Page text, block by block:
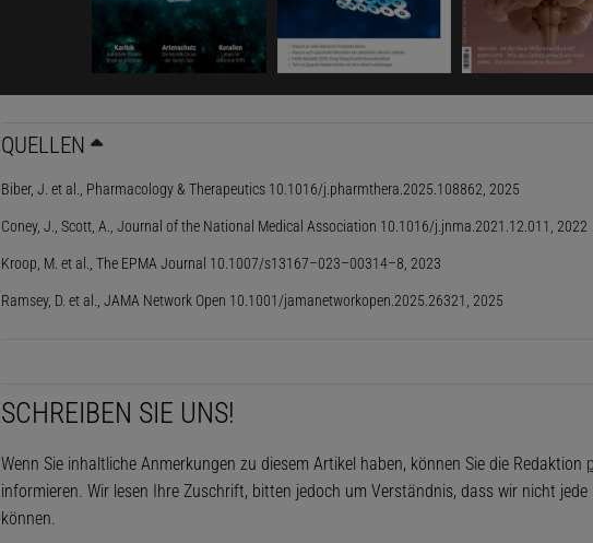
mit, dass der Junge, mittlerweile 19 Jahre alt, Typ-I-Diabetes hatte
600 Milligramm pro Deziliter angestiegen – sechsmal höher als
war völlig geschockt«, erinnert sich Glass, der heute in Asheboro,
lebt. »Er konnte sich nicht erklären, wieso ich noch am Leben war.«
Inzwischen ist Sterling Glass blind. Ein über Jahre hinweg
Blutzucker kann ernsthafte Schäden an Organen im ganzen Körper
Glukose winzige Blutgefäße schädigen. Durch die entstehenden
Um die resultierende Sauerstoffunterversorgung auszugleichen,
Netzhaut Botenstoffe aus, die ein übermäßiges Gefäßwachstum
QUELLEN
Biber, J. et al., Pharmacology & Therapeutics 10.1016/j.pharmthera.2025.108862, 2025
Coney, J., Scott, A., Journal of the National Medical Association 10.1016/j.jnma.2021.12.011, 2022
Kroop, M. et al., The EPMA Journal 10.1007/s13167–023–00314–8, 2023
Ramsey, D. et al., JAMA Network Open 10.1001/jamanetworkopen.2025.26321, 2025
SCHREIBEN SIE UNS!
Wenn Sie inhaltliche Anmerkungen zu diesem Artikel haben, können Sie die Redaktion
informieren. Wir lesen Ihre Zuschrift, bitten jedoch um Verständnis, dass wir nicht
können.